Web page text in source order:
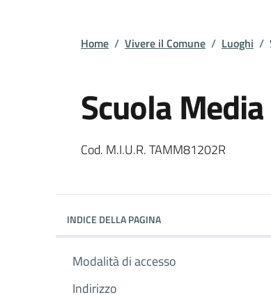
Home / Vivere il Comune / Luoghi /
Scuola
Dettagli del luogo
Cod. M.I.U.R. TAMM81202R
INDICE DELLA PAGINA
Modalità di accesso
Indirizzo